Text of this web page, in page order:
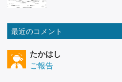
最近のコメント
たかはし
ご報告